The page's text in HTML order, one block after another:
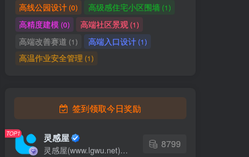
高线公园设计(0) 高级感住宅小区围墙(1)
高精度建模(0) 高端社区景观 (1)
高端改善赛道 (1) 高端入口设计(1)
高温作业安全管理 (1)
签到领取今日奖励
TOP1 灵感屋
灵感屋(www.lgwu.net)尽可能为每一位设计师提供更全面、更精致、更具有创意感的设计素材。努力成为景观设计师展示实力和互相学习的优质网络资源发布平台。
8799